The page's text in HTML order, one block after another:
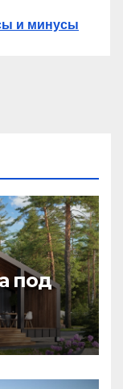
и минусы
под